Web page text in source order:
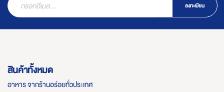
ลงทะเบียน
สินค้าทั้งหมด
อาหาร จากร้านอร่อยทั่วประเทศ